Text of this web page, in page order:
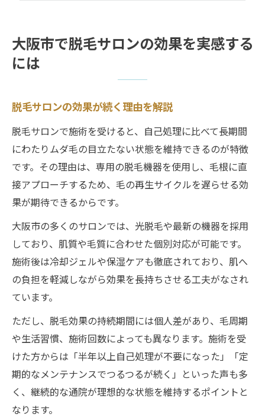
脱毛サロンで持続する美肌を手に入れる方法
脱毛サロン効果が持続するケア習慣
脱毛サロン活用で理想の肌を実感
脱毛サロン後の保湿とアフターケア
医療脱毛と脱毛サロンの違い徹底解説
脱毛サロンと医療脱毛の効果比較
医療脱毛と脱毛サロンの特徴を知ろう
脱毛サロンの効果と医療脱毛の利点
脱毛サロンを選ぶ際の判断基準とは
効果が長持ちする脱毛サロンの選び方を伝授
大阪市で選ぶべき脱毛サロンの条件
脱毛サロン選びで重視すべきポイント
効果を長持ちさせる脱毛サロン比較法
通いやすい脱毛サロンの選定基準
口コミから見抜く大阪の脱毛サロンの魅力
大阪市で脱毛サロンの効果を実感する
には
脱毛サロンの効果が続く理由を解説
脱毛サロンで施術を受けると、自己処理に比べて長期間
にわたりムダ毛の目立たない状態を維持できるのが特徴
です。その理由は、専用の脱毛機器を使用し、毛根に直
接アプローチするため、毛の再生サイクルを遅らせる効
果が期待できるからです。
大阪市の多くのサロンでは、光脱毛や最新の機器を採用
しており、肌質や毛質に合わせた個別対応が可能です。
施術後は冷却ジェルや保湿ケアも徹底されており、肌へ
の負担を軽減しながら効果を長持ちさせる工夫がなされ
ています。
ただし、脱毛効果の持続期間には個人差があり、毛周期
や生活習慣、施術回数によっても異なります。施術を受
けた方からは「半年以上自己処理が不要になった」「定
期的なメンテナンスでつるつるが続く」といった声も多
く、継続的な通院が理想的な状態を維持するポイントと
なります。